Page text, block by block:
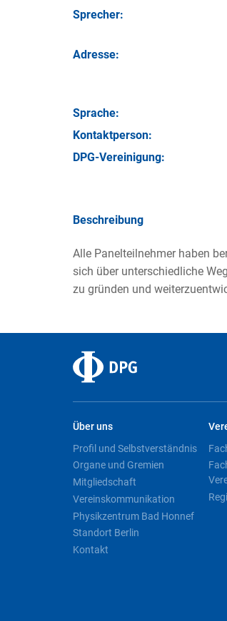
Sprecher:
Adresse:
Sprache:
Kontakt­person:
DPG-Vereinigung:
Beschreibung
Alle Panelteilnehmer haben
sich über unterschiedliche
zu gründen und
Über uns
Profil und Selbstverständnis
Organe und Gremien
Mitgliedschaft
Vereinskommunikation
Physikzentrum Bad Honnef
Standort Berlin
Kontakt